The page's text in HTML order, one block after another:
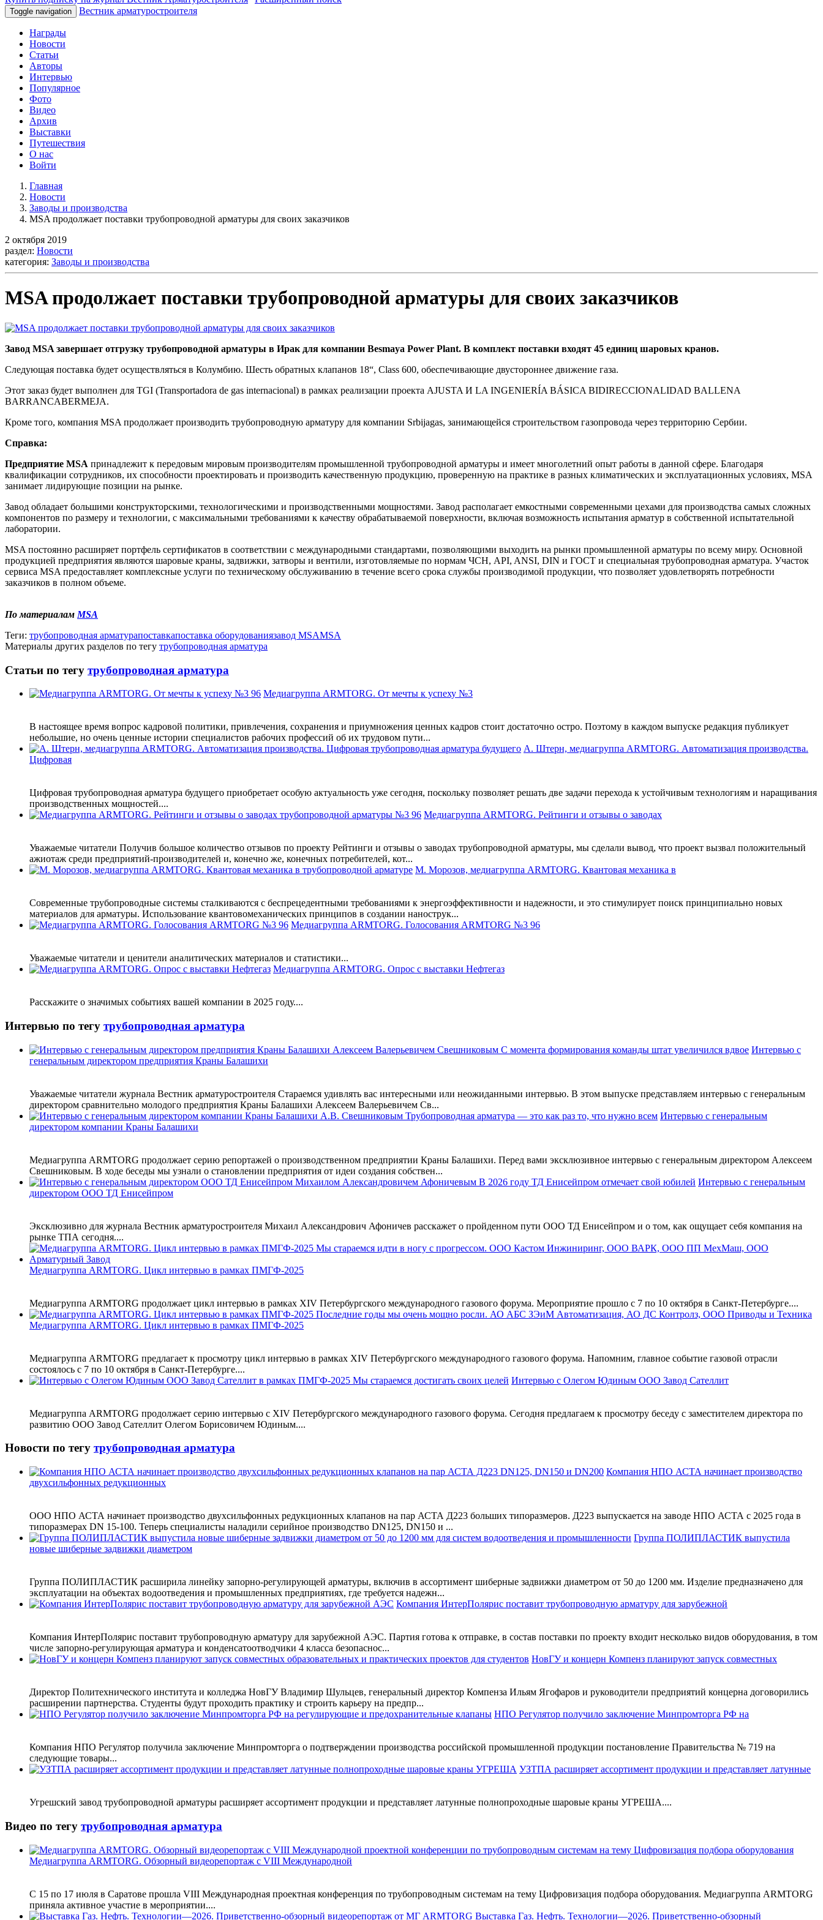
Toggle navigation Вестник арматуростроителя
Награды
Новости
Статьи
Авторы
Интервью
Популярное
Фото
Видео
Архив
Выставки
Путешествия
О нас
Войти
Главная
Новости
Заводы и производства
MSA продолжает поставки трубопроводной арматуры для своих заказчиков
2 октября 2019
раздел: Новости
категория: Заводы и производства
MSA продолжает поставки трубопроводной арматуры для своих заказчиков
Завод MSA завершает отгрузку трубопроводной арматуры в Ирак для компании Besmaya Power Plant. В комплект поставки входят 45 единиц шаровых кранов.
Следующая поставка будет осуществляться в Колумбию. Шесть обратных клапанов 18“, Class 600, обеспечивающие двустороннее движение газа.
Этот заказ будет выполнен для TGI (Transportadora de gas internacional) в рамках реализации проекта AJUSTA И LA INGENIERÍA BÁSICA BIDIRECCIONALIDAD BALLENA
BARRANCABERMEJA.
Кроме того, компания MSA продолжает производить трубопроводную арматуру для компании Srbijagas, занимающейся строительством газопровода через территорию Сербии.
Справка:
Предприятие MSA принадлежит к передовым мировым производителям промышленной трубопроводной арматуры и имеет многолетний опыт работы в данной сфере. Благодаря
квалификации сотрудников, их способности проектировать и производить качественную продукцию, проверенную на практике в разных климатических и эксплуатационных условиях, MSA
занимает лидирующие позиции на рынке.
Завод обладает большими конструкторскими, технологическими и производственными мощностями. Завод располагает емкостными современными цехами для производства самых сложных
компонентов по размеру и технологии, с максимальными требованиями к качеству обрабатываемой поверхности, включая возможность испытания арматур в собственной испытательной
лаборатории.
MSA постоянно расширяет портфель сертификатов в соответствии с международными стандартами, позволяющими выходить на рынки промышленной арматуры по всему миру. Основной
продукцией предприятия являются шаровые краны, задвижки, затворы и вентили, изготовляемые по нормам ЧСН, API, ANSI, DIN и ГОСТ и специальная трубопроводная арматура. Участок
сервиса MSA предоставляет комплексные услуги по техническому обслуживанию в течение всего срока службы производимой продукции, что позволяет удовлетворять потребности
заказчиков в полном объеме.
По материалам MSA
Теги: трубопроводная арматурапоставкапоставка оборудованиязавод MSAMSA
Материалы других разделов по тегу трубопроводная арматура
Статьи по тегу трубопроводная арматура
Медиагруппа ARMTORG. От мечты к успеху №3
В настоящее время вопрос кадровой политики, привлечения, сохранения и приумножения ценных кадров стоит достаточно остро. Поэтому в каждом выпуске редакция публикует
небольшие, но очень ценные истории специалистов рабочих профессий об их трудовом пути...
А. Штерн, медиагруппа ARMTORG. Автоматизация производства.
Цифровая
Цифровая трубопроводная арматура будущего приобретает особую актуальность уже сегодня, поскольку позволяет решать две задачи перехода к устойчивым технологиям и наращивания
производственных мощностей....
Медиагруппа ARMTORG. Рейтинги и отзывы о заводах
Уважаемые читатели Получив большое количество отзывов по проекту Рейтинги и отзывы о заводах трубопроводной арматуры, мы сделали вывод, что проект вызвал положительный
ажиотаж среди предприятий-производителей и, конечно же, конечных потребителей, кот...
М. Морозов, медиагруппа ARMTORG. Квантовая механика в
Современные трубопроводные системы сталкиваются с беспрецедентными требованиями к энергоэффективности и надежности, и это стимулирует поиск принципиально новых
материалов для арматуры. Использование квантовомеханических принципов в создании нанострук...
Медиагруппа ARMTORG. Голосования ARMTORG №3 96
Уважаемые читатели и ценители аналитических материалов и статистики...
Медиагруппа ARMTORG. Опрос с выставки Нефтегаз
Расскажите о значимых событиях вашей компании в 2025 году....
Интервью по тегу трубопроводная арматура
Интервью с
генеральным директором предприятия Краны Балашихи
Уважаемые читатели журнала Вестник арматуростроителя Стараемся удивлять вас интересными или неожиданными интервью. В этом выпуске представляем интервью с генеральным
директором сравнительно молодого предприятия Краны Балашихи Алексеем Валерьевичем Св...
Интервью с генеральным
директором компании Краны Балашихи
Медиагруппа ARMTORG продолжает серию репортажей о производственном предприятии Краны Балашихи. Перед вами эксклюзивное интервью с генеральным директором Алексеем
Свешниковым. В ходе беседы мы узнали о становлении предприятия от идеи создания собствен...
Интервью с генеральным
директором ООО ТД Енисейпром
Эксклюзивно для журнала Вестник арматуростроителя Михаил Александрович Афоничев расскажет о пройденном пути ООО ТД Енисейпром и о том, как ощущает себя компания на
рынке ТПА сегодня....
Медиагруппа ARMTORG. Цикл интервью в рамках ПМГФ-2025
Медиагруппа ARMTORG продолжает цикл интервью в рамках XIV Петербургского международного газового форума. Мероприятие прошло с 7 по 10 октября в Санкт-Петербурге....
Медиагруппа ARMTORG. Цикл интервью в рамках ПМГФ-2025
Медиагруппа ARMTORG предлагает к просмотру цикл интервью в рамках XIV Петербургского международного газового форума. Напомним, главное событие газовой отрасли
состоялось с 7 по 10 октября в Санкт-Петербурге....
Интервью с Олегом Юдиным ООО Завод Сателлит
Медиагруппа ARMTORG продолжает серию интервью с XIV Петербургского международного газового форума. Сегодня предлагаем к просмотру беседу с заместителем директора по
развитию ООО Завод Сателлит Олегом Борисовичем Юдиным....
Новости по тегу трубопроводная арматура
Компания НПО АСТА начинает производство
двухсильфонных редукционных
ООО НПО АСТА начинает производство двухсильфонных редукционных клапанов на пар АСТА Д223 больших типоразмеров. Д223 выпускается на заводе НПО АСТА с 2025 года в
типоразмерах DN 15-100. Теперь специалисты наладили серийное производство DN125, DN150 и ...
Группа ПОЛИПЛАСТИК выпустила
новые шиберные задвижки диаметром
Группа ПОЛИПЛАСТИК расширила линейку запорно-регулирующей арматуры, включив в ассортимент шиберные задвижки диаметром от 50 до 1200 мм. Изделие предназначено для
эксплуатации на объектах водоотведения и промышленных предприятиях, где требуется надежн...
Компания ИнтерПолярис поставит трубопроводную арматуру для зарубежной
Компания ИнтерПолярис поставит трубопроводную арматуру для зарубежной АЭС. Партия готова к отправке, в состав поставки по проекту входит несколько видов оборудования, в том
числе запорно‑регулирующая арматура и конденсатоотводчики 4 класса безопаснос...
НовГУ и концерн Компенз планируют запуск совместных
Директор Политехнического института и колледжа НовГУ Владимир Шульцев, генеральный директор Компенза Ильям Ягофаров и руководители предприятий концерна договорились
расширении партнерства. Студенты будут проходить практику и строить карьеру на предпр...
НПО Регулятор получило заключение Минпромторга РФ на
Компания НПО Регулятор получила заключение Минпромторга о подтверждении производства российской промышленной продукции постановление Правительства № 719 на
следующие товары...
УЗТПА расширяет ассортимент продукции и представляет латунные
Угрешский завод трубопроводной арматуры расширяет ассортимент продукции и представляет латунные полнопроходные шаровые краны УГРЕША....
Видео по тегу трубопроводная арматура
Медиагруппа ARMTORG. Обзорный видеорепортаж с VIII Международной
С 15 по 17 июля в Саратове прошла VIII Международная проектная конференция по трубопроводным системам на тему Цифровизация подбора оборудования. Медиагруппа ARMTORG
приняла активное участие в мероприятии....
Выставка Газ. Нефть. Технологии—2026. Приветственно-обзорный